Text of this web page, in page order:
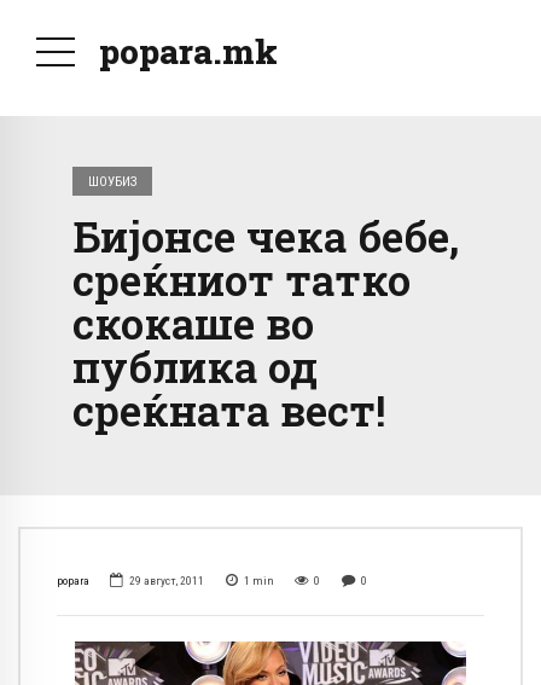
popara.mk
ШОУБИЗ
Бијонсе чека бебе,
среќниот татко
скокаше во
публика од
среќната вест!
popara 29 август, 2011 1 min 0 0